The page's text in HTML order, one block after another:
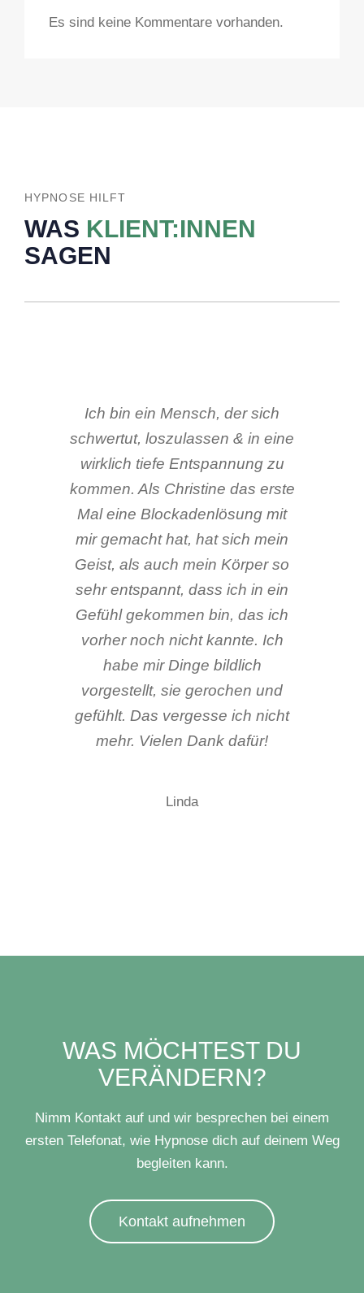
Es sind keine Kommentare vorhanden.
HYPNOSE HILFT
WAS KLIENT:INNEN
SAGEN
Ich bin ein Mensch, der sich
schwertut, loszulassen & in eine
wirklich tiefe Entspannung zu
kommen. Als Christine das erste
Mal eine Blockadenlösung mit
mir gemacht hat, hat sich mein
Geist, als auch mein Körper so
sehr entspannt, dass ich in ein
Gefühl gekommen bin, das ich
vorher noch nicht kannte. Ich
habe mir Dinge bildlich
vorgestellt, sie gerochen und
gefühlt. Das vergesse ich nicht
mehr. Vielen Dank dafür!
Linda
WAS MÖCHTEST DU
VERÄNDERN?
Nimm Kontakt auf und wir besprechen bei einem
ersten Telefonat, wie Hypnose dich auf deinem Weg
begleiten kann.
Kontakt aufnehmen